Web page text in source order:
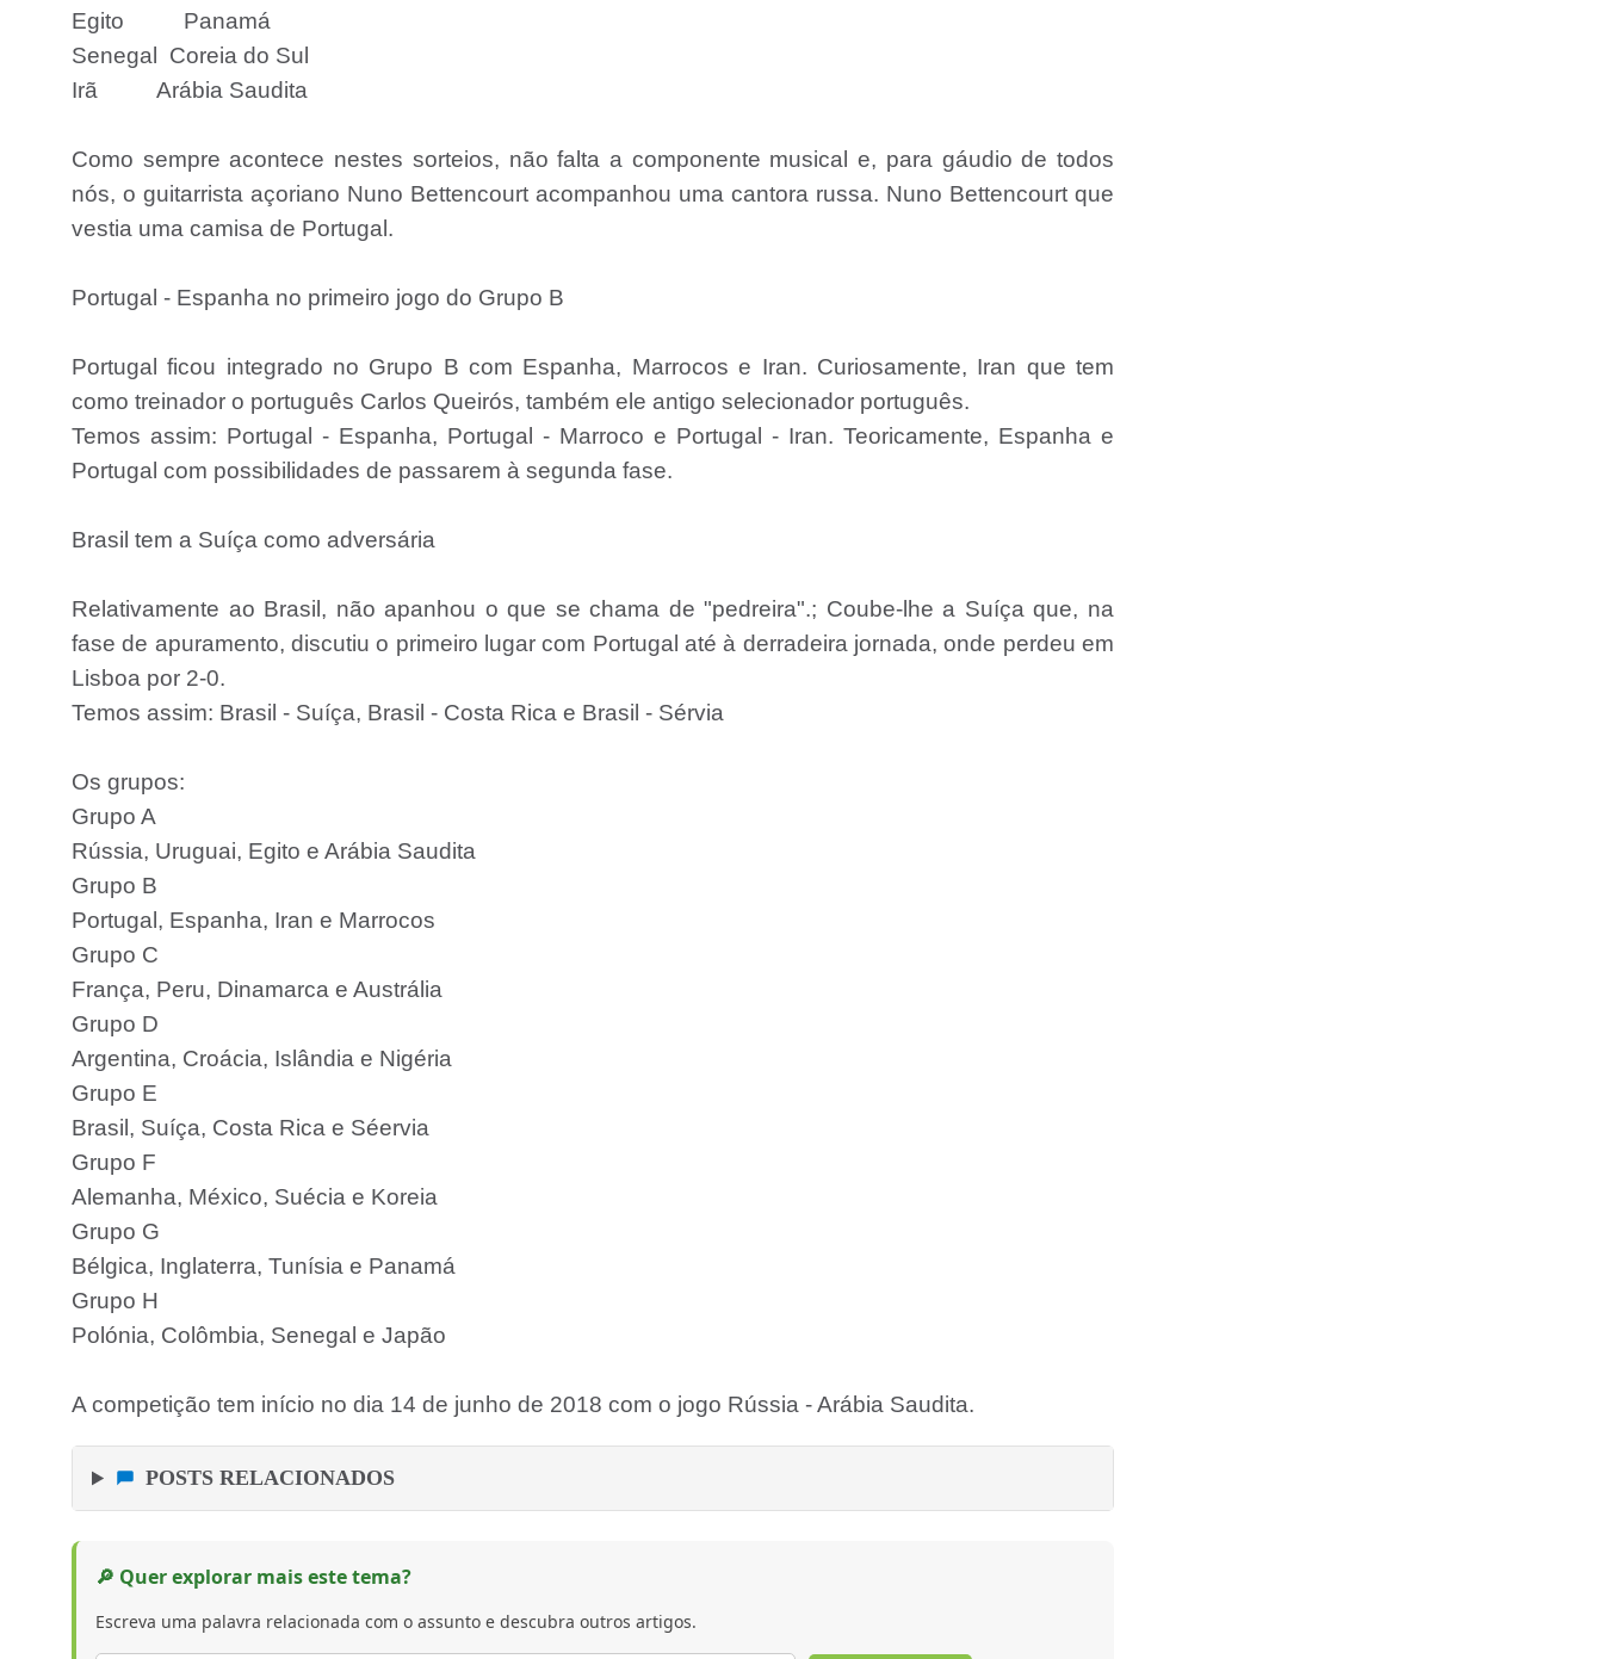
Egito
Panamá
Senegal
Coreia do Sul
Irã
Arábia Saudita
Como sempre acontece nestes sorteios, não falta a componente musical e, para gáudio de todos
nós, o guitarrista açoriano Nuno Bettencourt acompanhou uma cantora russa. Nuno Bettencourt que
vestia uma camisa de Portugal.
Portugal - Espanha no primeiro jogo do Grupo B
Portugal ficou integrado no Grupo B com Espanha, Marrocos e Iran. Curiosamente, Iran que tem
como treinador o português Carlos Queirós, também ele antigo selecionador português.
Temos assim: Portugal - Espanha, Portugal - Marroco e Portugal - Iran. Teoricamente, Espanha e
Portugal com possibilidades de passarem à segunda fase.
Brasil tem a Suíça como adversária
Relativamente ao Brasil, não apanhou o que se chama de "pedreira".; Coube-lhe a Suíça que, na
fase de apuramento, discutiu o primeiro lugar com Portugal até à derradeira jornada, onde perdeu em
Lisboa por 2-0.
Temos assim: Brasil - Suíça, Brasil - Costa Rica e Brasil - Sérvia
Os grupos:
Grupo A
Rússia, Uruguai, Egito e Arábia Saudita
Grupo B
Portugal, Espanha, Iran e Marrocos
Grupo C
França, Peru, Dinamarca e Austrália
Grupo D
Argentina, Croácia, Islândia e Nigéria
Grupo E
Brasil, Suíça, Costa Rica e Séervia
Grupo F
Alemanha, México, Suécia e Koreia
Grupo G
Bélgica, Inglaterra, Tunísia e Panamá
Grupo H
Polónia, Colômbia, Senegal e Japão
A competição tem início no dia 14 de junho de 2018 com o jogo Rússia - Arábia Saudita.
POSTS RELACIONADOS
🔎 Quer explorar mais este tema?
Escreva uma palavra relacionada com o assunto e descubra outros artigos.